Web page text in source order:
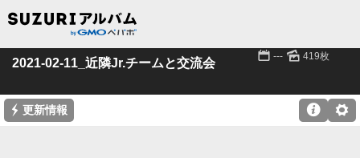
2021-02-11_近隣Jr.チームと交流会 📅 --- 🌄 419枚
⚡ 更新情報 ⚙
